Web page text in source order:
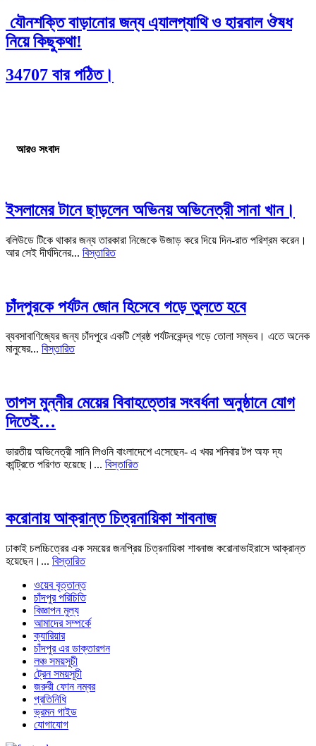
যৌনশক্তি বাড়ানোর জন্য এ্যালপ্যাথি ও হারবাল ঔষধ
নিয়ে কিছুকথা!
34707 বার পঠিত।
আরও সংবাদ
ইসলামের টানে ছাড়লেন অভিনয় অভিনেত্রী সানা খান।
বলিউডে টিকে থাকার জন্য তারকারা নিজেকে উজাড় করে দিয়ে দিন-রাত পরিশ্রম করেন।
আর সেই দীর্ঘদিনের... বিস্তারিত
চাঁদপুরকে পর্যটন জোন হিসেবে গড়ে তুলতে হবে
ব্যবসাবাণিজ্যের জন্য চাঁদপুরে একটি শ্রেষ্ঠ পর্যটনকেন্দ্র গড়ে তোলা সম্ভব। এতে অনেক
মানুষের... বিস্তারিত
তাপস মুন্নীর মেয়ের বিবাহত্তোর সংবর্ধনা অনুষ্ঠানে যোগ
দিতেই…
ভারতীয় অভিনেত্রী সানি লিওনি বাংলাদেশে এসেছেন- এ খবর শনিবার টপ অফ দ্য
কান্ট্রিতে পরিণত হয়েছে।... বিস্তারিত
করোনায় আক্রান্ত চিত্রনায়িকা শাবনাজ
ঢাকাই চলচ্চিত্রের এক সময়ের জনপ্রিয় চিত্রনায়িকা শাবনাজ করোনাভাইরাসে আক্রান্ত
হয়েছেন।... বিস্তারিত
ওয়েব বৃত্তান্ত
চাঁদপুর পরিচিতি
বিজ্ঞাপন মুল্য
আমাদের সম্পর্কে
ক্যারিয়ার
চাঁদপুর এর ডাক্তারগন
লঞ্চ সময়সূচী
ট্রেন সময়সূচী
জরুরী ফোন নম্বর
প্রতিনিধি
ভ্রমন গাইড
যোগাযোগ